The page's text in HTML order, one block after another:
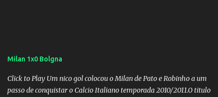
Milan 1x0 Bolgna
Click to Play Um nico gol colocou o Milan de Pato e Robinho a um
passo de conquistar o Calcio Italiano temporada 2010/2011.O titulo